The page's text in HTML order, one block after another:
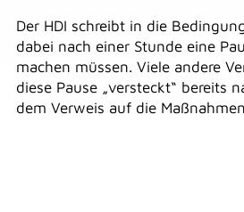
Der HDI schreibt in die
dabei nach einer Stunde eine
machen müssen. Viele andere
diese Pause „versteckt“ bereits
dem Verweis auf die